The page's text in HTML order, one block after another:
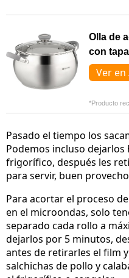
Olla de
con
Ver en
*Producto
Pasado el tiempo los
Podemos incluso dejarlos
frigorífico, después les
para servir, buen
Para acortar el proceso
en el microondas, solo
separado cada rollo a
dejarlos por 5 minutos,
antes de retirarles el film
salchichas de pollo y